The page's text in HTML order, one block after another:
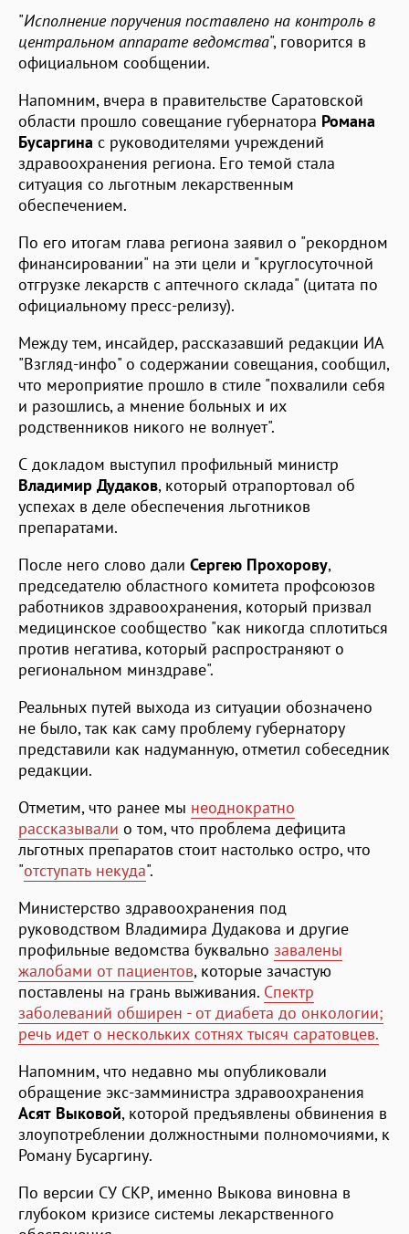
"Исполнение поручения поставлено на контроль в
центральном аппарате ведомства", говорится в
официальном сообщении.
Напомним, вчера в правительстве Саратовской
области прошло совещание губернатора Романа
Бусаргина с руководителями учреждений
здравоохранения региона. Его темой стала
ситуация со льготным лекарственным
обеспечением.
По его итогам глава региона заявил о "рекордном
финансировании" на эти цели и "круглосуточной
отгрузке лекарств с аптечного склада" (цитата по
официальному пресс-релизу).
Между тем, инсайдер, рассказавший редакции ИА
"Взгляд-инфо" о содержании совещания, сообщил,
что мероприятие прошло в стиле "похвалили себя
и разошлись, а мнение больных и их
родственников никого не волнует".
С докладом выступил профильный министр
Владимир Дудаков, который отрапортовал об
успехах в деле обеспечения льготников
препаратами.
После него слово дали Сергею Прохорову,
председателю областного комитета профсоюзов
работников здравоохранения, который призвал
медицинское сообщество "как никогда сплотиться
против негатива, который распространяют о
региональном минздраве".
Реальных путей выхода из ситуации обозначено
не было, так как саму проблему губернатору
представили как надуманную, отметил собеседник
редакции.
Отметим, что ранее мы неоднократно
рассказывали о том, что проблема дефицита
льготных препаратов стоит настолько остро, что
"отступать некуда".
Министерство здравоохранения под
руководством Владимира Дудакова и другие
профильные ведомства буквально завалены
жалобами от пациентов, которые зачастую
поставлены на грань выживания. Спектр
заболеваний обширен - от диабета до онкологии;
речь идет о нескольких сотнях тысяч саратовцев.
Напомним, что недавно мы опубликовали
обращение экс-замминистра здравоохранения
Асят Выковой, которой предъявлены обвинения в
злоупотреблении должностными полномочиями, к
Роману Бусаргину.
По версии СУ СКР, именно Выкова виновна в
глубоком кризисе системы лекарственного